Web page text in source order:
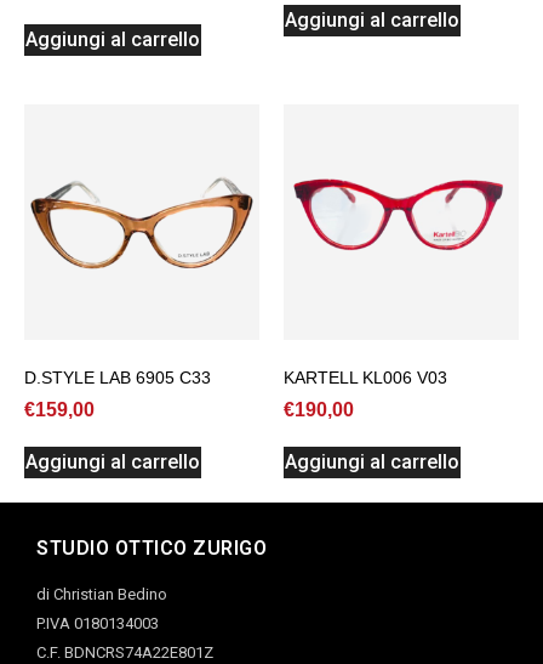
Aggiungi al carrello
Aggiungi al carrello
D.STYLE LAB 6905 C33
€159,00
Aggiungi al carrello
KARTELL KL006 V03
€190,00
Aggiungi al carrello
STUDIO OTTICO ZURIGO
di Christian Bedino
P.IVA 0180134003
C.F. BDNCRS74A22E801Z